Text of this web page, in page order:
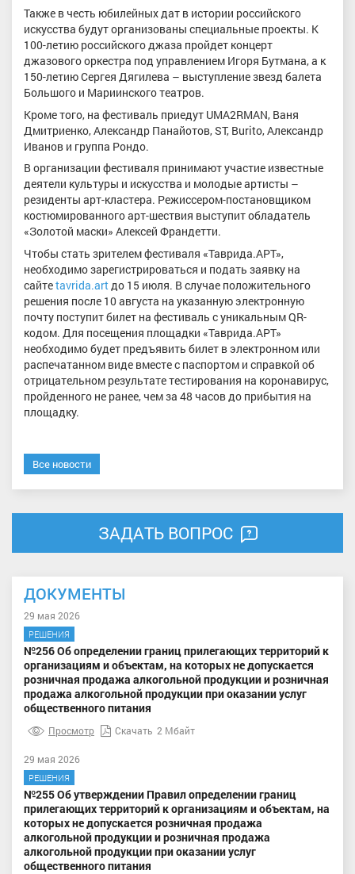
Также в честь юбилейных дат в истории российского
искусства будут организованы специальные проекты. К
100-летию российского джаза пройдет концерт
джазового оркестра под управлением Игоря Бутмана, а к
150-летию Сергея Дягилева – выступление звезд балета
Большого и Мариинского театров.
Кроме того, на фестиваль приедут UMA2RMAN, Ваня
Дмитриенко, Александр Панайотов, ST, Burito, Александр
Иванов и группа Рондо.
В организации фестиваля принимают участие известные
деятели культуры и искусства и молодые артисты –
резиденты арт-кластера. Режиссером-постановщиком
костюмированного арт-шествия выступит обладатель
«Золотой маски» Алексей Франдетти.
Чтобы стать зрителем фестиваля «Таврида.АРТ»,
необходимо зарегистрироваться и подать заявку на
сайтеtavrida.art до 15 июля. В случае положительного
решения после 10 августа на указанную электронную
почту поступит билет на фестиваль с уникальным QR-
кодом. Для посещения площадки «Таврида.АРТ»
необходимо будет предъявить билет в электронном или
распечатанном виде вместе с паспортом и справкой об
отрицательном результате тестирования на коронавирус,
пройденного не ранее, чем за 48 часов до прибытия на
площадку.
Все новости
ЗАДАТЬ ВОПРОС
ДОКУМЕНТЫ
29 мая 2026
РЕШЕНИЯ
№256 Об определении границ прилегающих территорий к
организациям и объектам, на которых не допускается
розничная продажа алкогольной продукции и розничная
продажа алкогольной продукции при оказании услуг
общественного питания
Просмотр Скачать 2 Мбайт
29 мая 2026
РЕШЕНИЯ
№255 Об утверждении Правил определении границ
прилегающих территорий к организациям и объектам, на
которых не допускается розничная продажа
алкогольной продукции и розничная продажа
алкогольной продукции при оказании услуг
общественного питания